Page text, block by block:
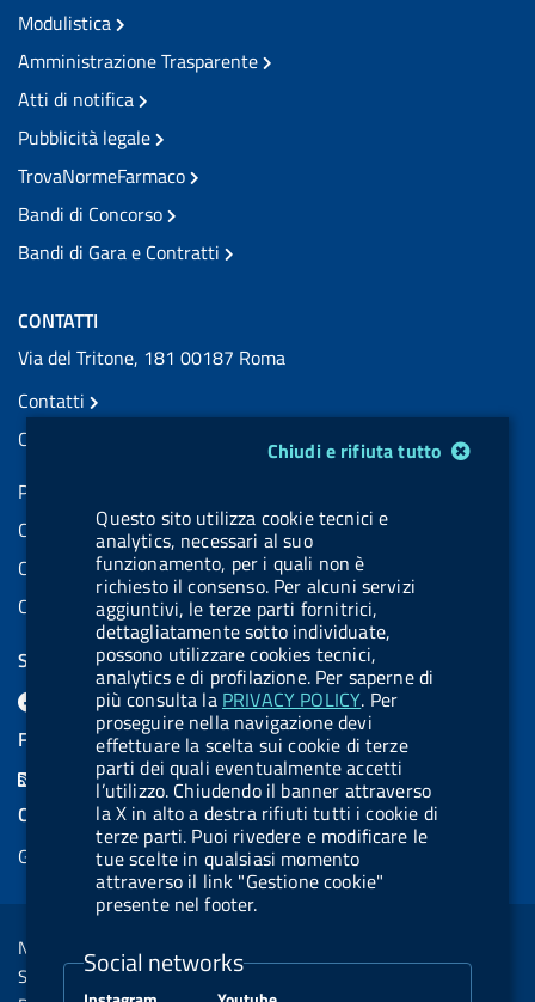
Chiudi e rifiuta tutto
Questo sito utilizza cookie tecnici e
analytics, necessari al suo
funzionamento, per i quali non è
richiesto il consenso. Per alcuni servizi
aggiuntivi, le terze parti fornitrici,
dettagliatamente sotto individuate,
possono utilizzare cookies tecnici,
analytics e di profilazione. Per saperne di
più consulta la PRIVACY POLICY. Per
proseguire nella navigazione devi
effettuare la scelta sui cookie di terze
parti dei quali eventualmente accetti
l’utilizzo. Chiudendo il banner attraverso
la X in alto a destra rifiuti tutti i cookie di
terze parti. Puoi rivedere e modificare le
tue scelte in qualsiasi momento
attraverso il link "Gestione cookie"
presente nel footer.
Social networks
Modulistica
Amministrazione Trasparente
Atti di notifica
Pubblicità legale
TrovaNormeFarmaco
Bandi di Concorso
Bandi di Gara e Contratti
CONTATTI
Via del Tritone, 181 00187 Roma
Contatti
Contatti PEC
Partita IVA: 08703841000
Codice Fiscale: 97345810580
Codice IPA AIFA: aifa_rm
Codice IPA UCB: UFE1TR
SEGUICI SU
l
a
b
e
l
.
b
t
t
X
B
l
u
e
s
k
y
Y
o
u
t
u
b
e
l
a
b
e
l
.
b
t
t
FEED RSS
COOKIES
Gestione cookie
Sezione Link Utili
Note legali
Social Media Policy